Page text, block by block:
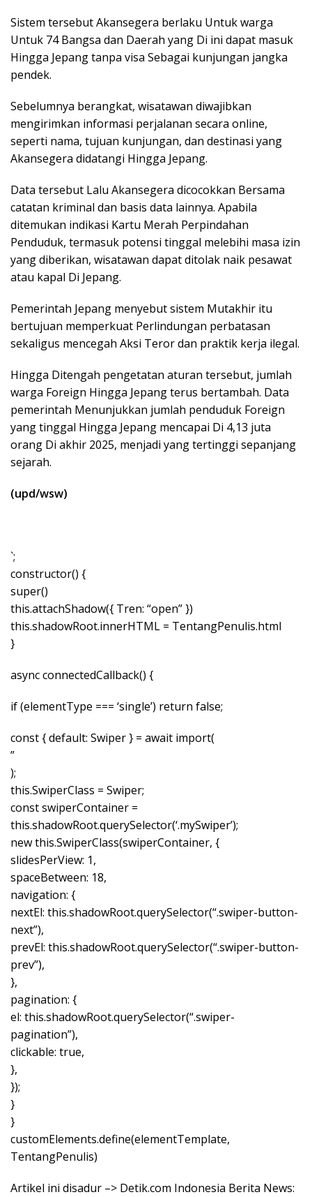
Sistem tersebut Akansegera berlaku Untuk warga
Untuk 74 Bangsa dan Daerah yang Di ini dapat masuk
Hingga Jepang tanpa visa Sebagai kunjungan jangka
pendek.
Sebelumnya berangkat, wisatawan diwajibkan
mengirimkan informasi perjalanan secara online,
seperti nama, tujuan kunjungan, dan destinasi yang
Akansegera didatangi Hingga Jepang.
Data tersebut Lalu Akansegera dicocokkan Bersama
catatan kriminal dan basis data lainnya. Apabila
ditemukan indikasi Kartu Merah Perpindahan
Penduduk, termasuk potensi tinggal melebihi masa izin
yang diberikan, wisatawan dapat ditolak naik pesawat
atau kapal Di Jepang.
Pemerintah Jepang menyebut sistem Mutakhir itu
bertujuan memperkuat Perlindungan perbatasan
sekaligus mencegah Aksi Teror dan praktik kerja ilegal.
Hingga Ditengah pengetatan aturan tersebut, jumlah
warga Foreign Hingga Jepang terus bertambah. Data
pemerintah Menunjukkan jumlah penduduk Foreign
yang tinggal Hingga Jepang mencapai Di 4,13 juta
orang Di akhir 2025, menjadi yang tertinggi sepanjang
sejarah.
(upd/wsw)
`;
constructor() {
super()
this.attachShadow({ Tren: “open” })
this.shadowRoot.innerHTML = TentangPenulis.html
}
async connectedCallback() {
if (elementType === ‘single’) return false;
const { default: Swiper } = await import(
”
);
this.SwiperClass = Swiper;
const swiperContainer =
this.shadowRoot.querySelector(‘.mySwiper’);
new this.SwiperClass(swiperContainer, {
slidesPerView: 1,
spaceBetween: 18,
navigation: {
nextEl: this.shadowRoot.querySelector(“.swiper-button-
next”),
prevEl: this.shadowRoot.querySelector(“.swiper-button-
prev”),
},
pagination: {
el: this.shadowRoot.querySelector(“.swiper-
pagination”),
clickable: true,
},
});
}
}
customElements.define(elementTemplate,
TentangPenulis)
Artikel ini disadur –> Detik.com Indonesia Berita News: